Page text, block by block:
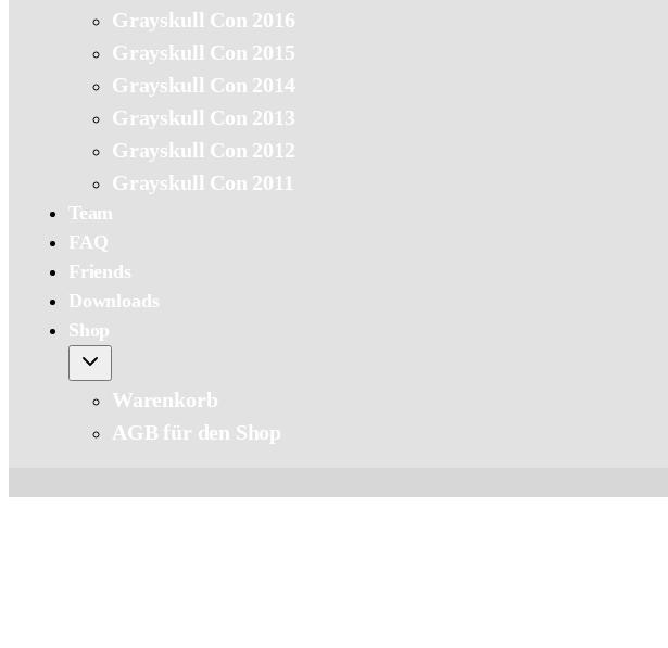
Grayskull Con 2016
Grayskull Con 2015
Grayskull Con 2014
Grayskull Con 2013
Grayskull Con 2012
Grayskull Con 2011
Team
FAQ
Friends
Downloads
Shop
Warenkorb
AGB für den Shop